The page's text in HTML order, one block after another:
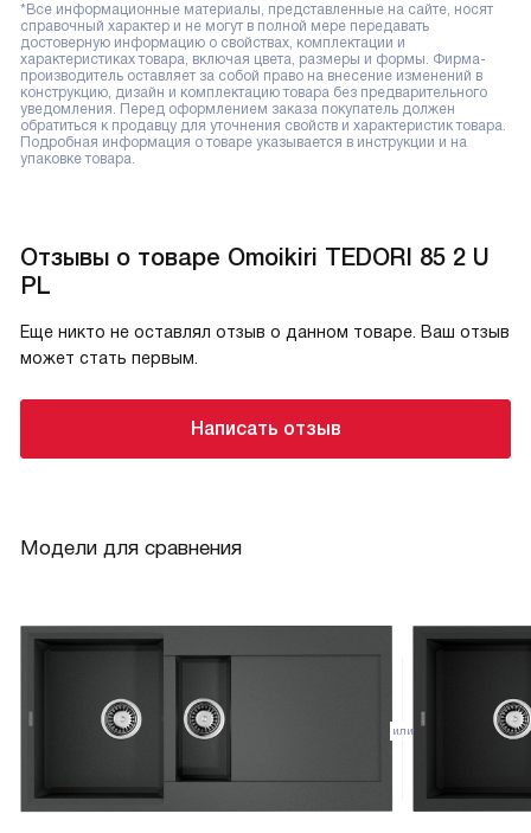
*Все информационные материалы, представленные на сайте, носят
справочный характер и не могут в полной мере передавать
достоверную информацию о свойствах, комплектации и
характеристиках товара, включая цвета, размеры и формы. Фирма-
производитель оставляет за собой право на внесение изменений в
конструкцию, дизайн и комплектацию товара без предварительного
уведомления. Перед оформлением заказа покупатель должен
обратиться к продавцу для уточнения свойств и характеристик товара.
Подробная информация о товаре указывается в инструкции и на
упаковке товара.
Отзывы о товаре Omoikiri TEDORI 85 2 U
PL
Еще никто не оставлял отзыв о данном товаре. Ваш отзыв
может стать первым.
Написать отзыв
Модели для сравнения